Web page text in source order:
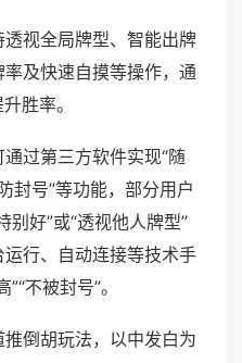
视全局牌型、智能出牌
及快速自摸等操作，通
胜率。
过第三方软件实现“随
封号”等功能，部分用户
别好”或“透视他人牌型”
行、自动连接等技术手
不被封号”。
倒胡玩法，以中发白为